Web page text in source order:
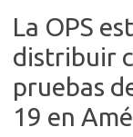
La OPS
distribuir
pruebas
19 en